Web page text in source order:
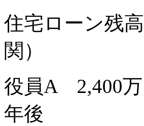
住宅ローン残
関）
役員A
年後